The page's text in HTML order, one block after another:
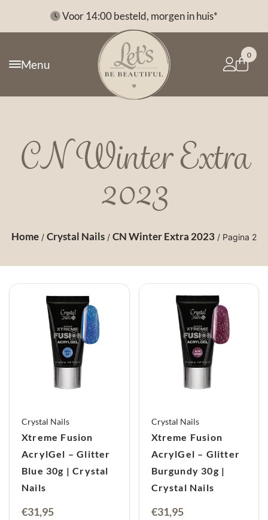
Voor 14:00 besteld, morgen in huis*
Menu
0
CN Winter Extra
2023
Home / Crystal Nails / CN Winter Extra 2023 / Pagina 2
Crystal Nails
Xtreme Fusion
AcrylGel – Glitter
Blue 30g | Crystal
Nails
€31,95
Crystal Nails
Xtreme Fusion
AcrylGel – Glitter
Burgundy 30g |
Crystal Nails
€31,95